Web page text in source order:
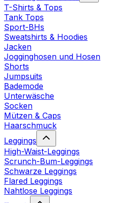
T-Shirts & Tops
Tank Tops
Sport-BHs
Sweatshirts & Hoodies
Jacken
Jogginghosen und Hosen
Shorts
Jumpsuits
Bademode
Unterwäsche
Socken
Mützen & Caps
Haarschmuck
Leggings
High-Waist-Leggings
Scrunch-Bum-Leggings
Schwarze Leggings
Flared Leggings
Nahtlose Leggings